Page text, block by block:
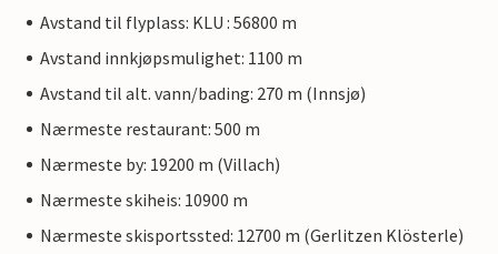
Avstand til flyplass: KLU : 56800 m
Avstand innkjøpsmulighet: 1100 m
Avstand til alt. vann/bading: 270 m (Innsjø)
Nærmeste restaurant: 500 m
Nærmeste by: 19200 m (Villach)
Nærmeste skiheis: 10900 m
Nærmeste skisportssted: 12700 m (Gerlitzen Klösterle)